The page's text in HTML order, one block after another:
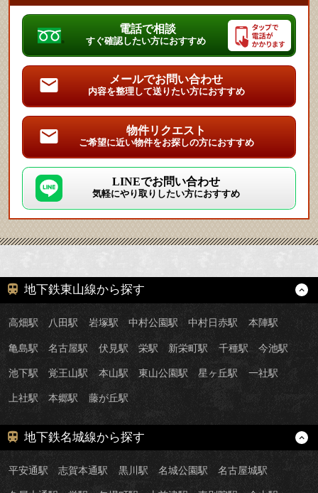
電話で相談
すぐ確認したい方におすすめ
メールでお問い合わせ
内容を整理して送りたい方におすすめ
物件リクエスト
ご希望に近い物件をお探しの方におすすめ
LINEでお問い合わせ
気軽にやり取りしたい方におすすめ
地下鉄東山線から探す
高畑駅 八田駅 岩塚駅 中村公園駅 中村日赤駅 本陣駅
亀島駅 名古屋駅 伏見駅 栄駅 新栄町駅 千種駅 今池駅
池下駅 覚王山駅 本山駅 東山公園駅 星ヶ丘駅 一社駅
上社駅 本郷駅 藤が丘駅
地下鉄名城線から探す
平安通駅 志賀本通駅 黒川駅 名城公園駅 名古屋城駅